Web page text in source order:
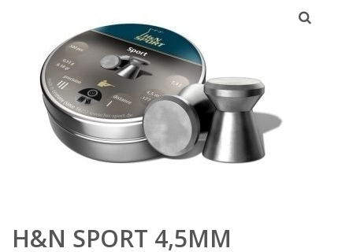
H&N SPORT 4,5MM